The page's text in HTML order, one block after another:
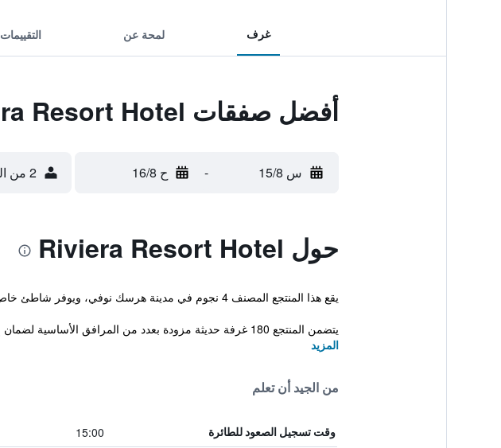
غرف لمحة عن التقييمات
أفضل صفقات Riviera Resort Hotel
س 15/8 - ح 16/8 2 من الضيوف، غرفة واحدة
حول Riviera Resort Hotel
يقع هذا المنتجع المصنف 4 نجوم في مدينة هرسك نوفي، ويوفر شاطئ خاص وحوض سباحة خارجي. كما تتوفر مرافق مثل تراس على سطح وسونا.
يتضمن المنتجع 180 غرفة حديثة مزودة بعدد من المرافق الأساسية لضمان إقام...
المزيد
من الجيد أن تعلم
وقت تسجيل الصعود للطائرة 15:00